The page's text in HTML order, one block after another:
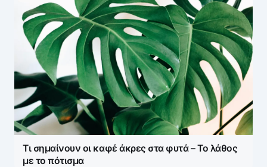
Τι σημαίνουν οι καφέ άκρες στα φυτά – Το λάθος
με το πότισμα